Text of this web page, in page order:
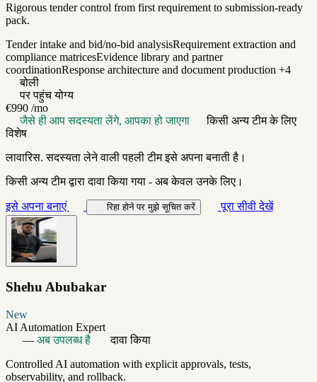
Rigorous tender control from first requirement to submission-ready
pack.
Tender intake and bid/no-bid analysisRequirement extraction and
compliance matricesEvidence library and partner
coordinationResponse architecture and document production +4
बोली
पर पहुंच योग्य
€990 /mo
जैसे ही आप सदस्यता लेंगे, आपका हो जाएगा
किसी अन्य टीम के लिए
विशेष
लावारिस. सदस्यता लेने वाली पहली टीम इसे अपना बनाती है।
किसी अन्य टीम द्वारा दावा किया गया - अब केवल उनके लिए।
इसे अपना बनाएं रिहा होने पर मुझे सूचित करें पूरा सीवी देखें
Shehu Abubakar
New
AI Automation Expert
— अब उपलब्ध है
दावा किया
Controlled AI automation with explicit approvals, tests,
observability, and rollback.